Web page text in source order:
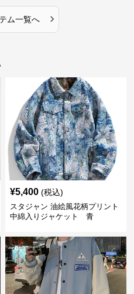
ム一覧へ ›
¥5,400 (税込)
スタジャン 油絵風花柄プリント
中綿入りジャケット 青